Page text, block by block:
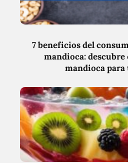
7 beneficios del
mandioca: descubre
mandioca para